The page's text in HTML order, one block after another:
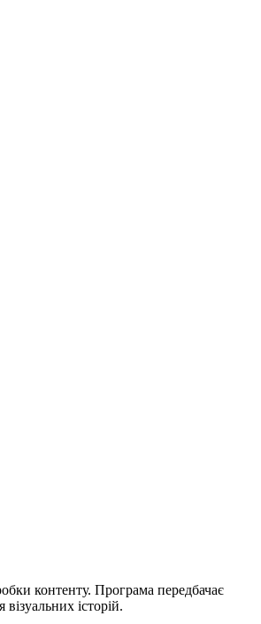
контенту. Програма передбачає
історій.